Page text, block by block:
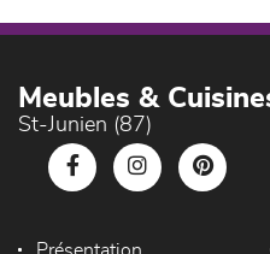
Meubles &
St-Junien (87)